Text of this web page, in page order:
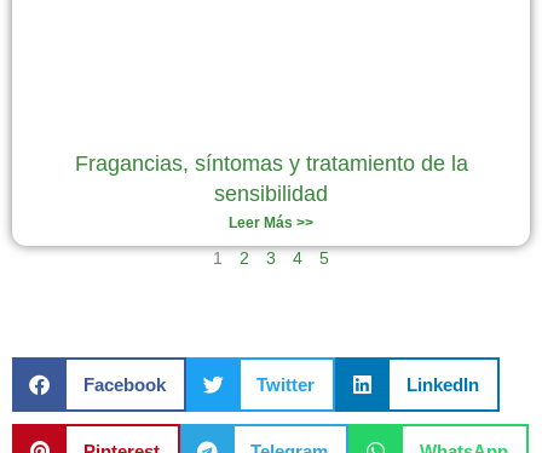
Fragancias, síntomas y tratamiento de la
sensibilidad
Leer Más >>
1 2 3 4 5
Facebook Twitter LinkedIn